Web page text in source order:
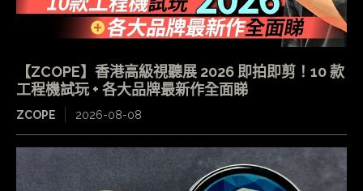
【ZCOPE】香港高級視聽展 2026 即拍即剪！10 款
工程機試玩 + 各大品牌最新作全面睇
ZCOPE 2026-08-08